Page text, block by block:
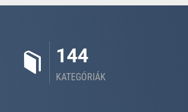
144
KATEGÓRIÁK